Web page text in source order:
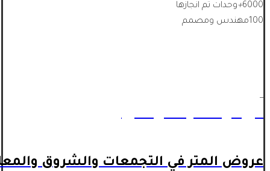
6000
+وحدات تم انجازها
100 مهندس ومصمم
_
عروض المتر داخل اكتوبر
عروض المتر في التجمعات والشروق